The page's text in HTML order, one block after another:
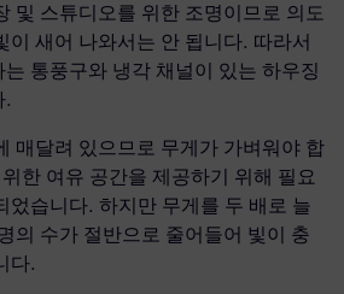
및 스튜디오를 위한 조명이므로 의도
이 새어 나와서는 안 됩니다. 따라서
통풍구와 냉각 채널이 있는 하우징
.
매달려 있으므로 무게가 가벼워야 합
한 여유 공간을 제공하기 위해 필요
었습니다. 하지만 무게를 두 배로 늘
의 수가 절반으로 줄어들어 빛이 충
다.